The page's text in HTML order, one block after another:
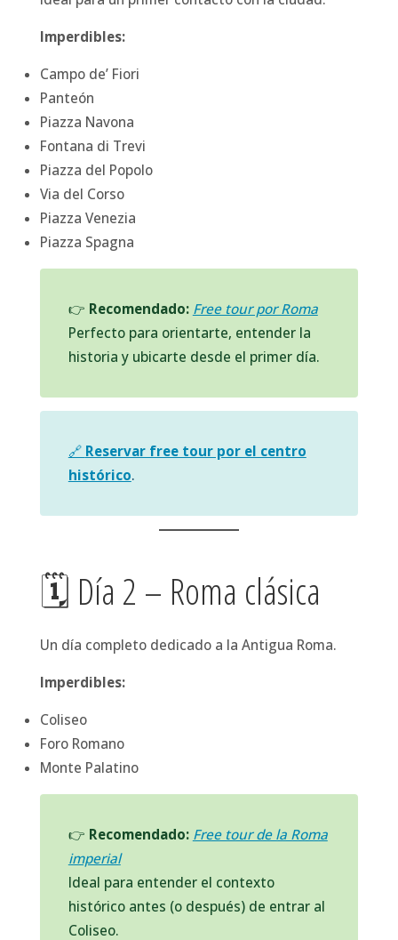
Imperdibles:
Campo de’ Fiori
Panteón
Piazza Navona
Fontana di Trevi
Piazza del Popolo
Via del Corso
Piazza Venezia
Piazza Spagna
👉 Recomendado: Free tour por Roma
Perfecto para orientarte, entender la
historia y ubicarte desde el primer día.
🔗 Reservar free tour por el centro
histórico.
🗓 Día 2 – Roma clásica
Un día completo dedicado a la Antigua Roma.
Imperdibles:
Coliseo
Foro Romano
Monte Palatino
👉 Recomendado: Free tour de la Roma
imperial
Ideal para entender el contexto
histórico antes (o después) de entrar al
Coliseo.